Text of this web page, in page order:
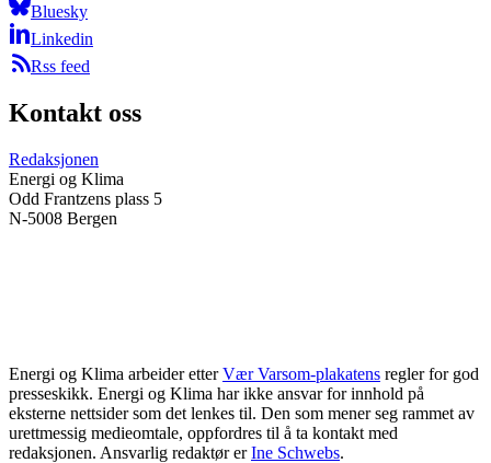
Bluesky
Linkedin
Rss feed
Kontakt oss
Redaksjonen
Energi og Klima
Odd Frantzens plass 5
N-5008 Bergen
Energi og Klima arbeider etter Vær Varsom-plakatens regler for god
presseskikk. Energi og Klima har ikke ansvar for innhold på
eksterne nettsider som det lenkes til. Den som mener seg rammet av
urettmessig medieomtale, oppfordres til å ta kontakt med
redaksjonen. Ansvarlig redaktør er Ine Schwebs.